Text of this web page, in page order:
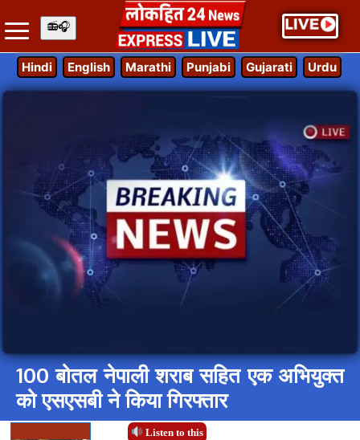
Hindi English Marathi Punjabi Gujarati Urdu
100 बोतल नेपाली शराब सहित एक अभियुक्त
को एसएसबी ने किया गिरफ्तार
Listen to this